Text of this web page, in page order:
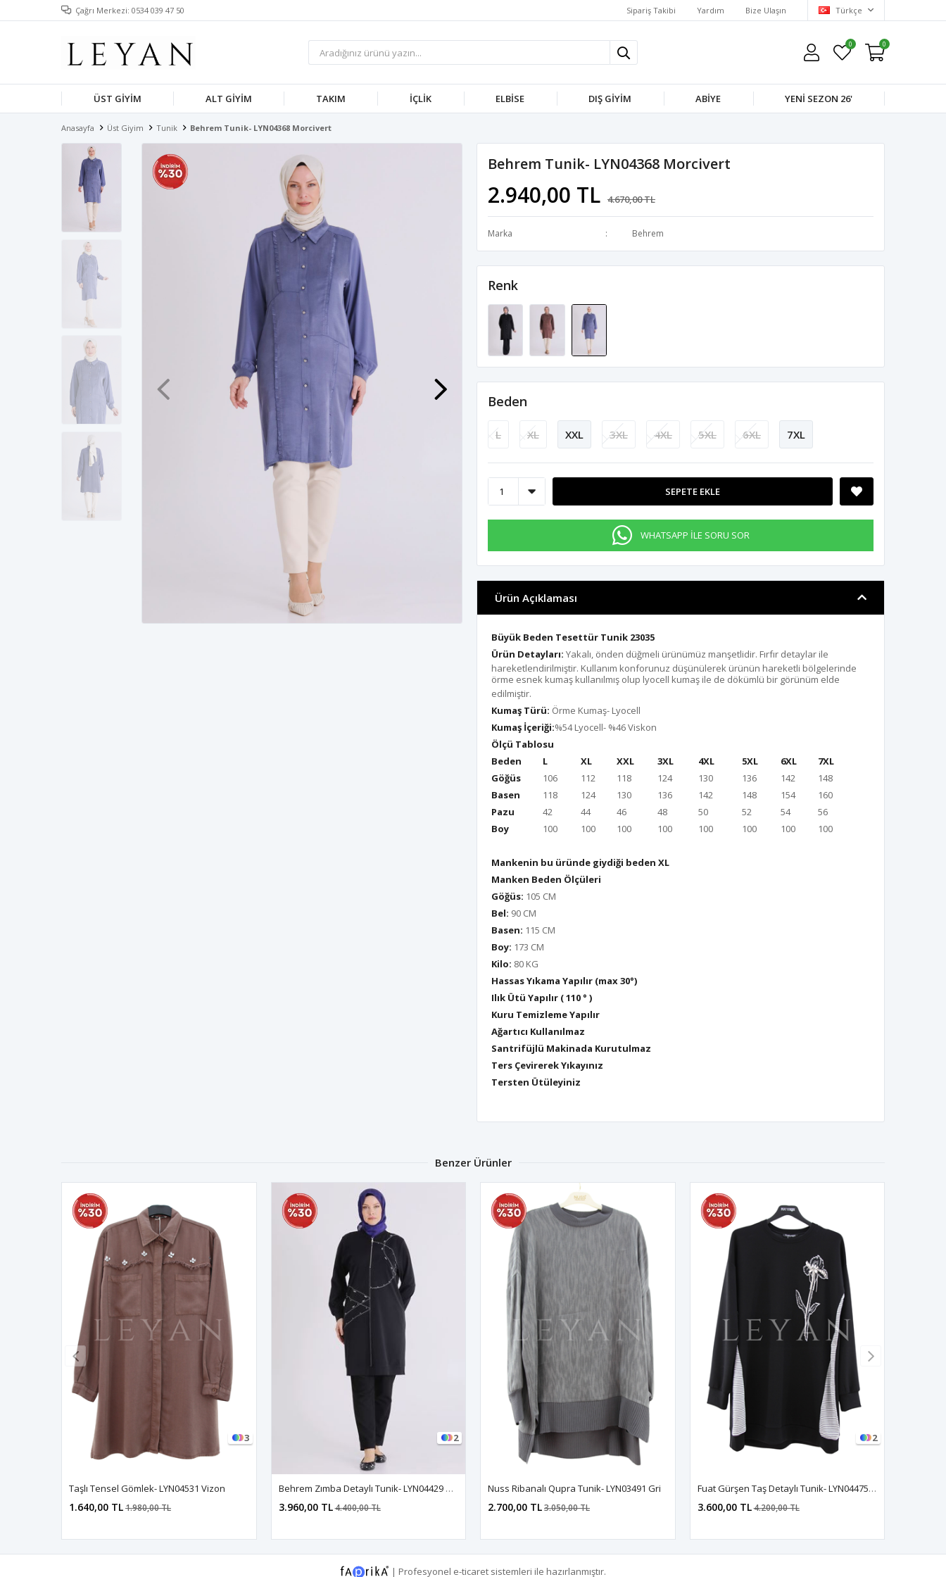
Çağrı Merkezi: 0534 039 47 50 Sipariş Takibi Yardım Bize Ulaşın Türkçe
0 0
ÜST GIYIM ALT GIYIM TAKIM İÇLIK ELBISE DIŞ GIYIM ABIYE YENI SEZON 26'
Anasayfa Üst Giyim Tunik Behrem Tunik- LYN04368 Morcivert
Behrem Tunik- LYN04368 Morcivert
2.940,00 TL 4.670,00 TL
Marka Behrem
Renk
Beden
L XL XXL 3XL 4XL 5XL 6XL 7XL
SEPETE EKLE
WHATSAPP İLE SORU SOR
Ürün Açıklaması
Büyük Beden Tesettür Tunik 23035
Ürün Detayları: Yakalı, önden düğmeli ürünümüz manşetlidir. Fırfır detaylar ile
hareketlendirilmiştir. Kullanım konforunuz düşünülerek ürünün hareketli bölgelerinde
örme esnek kumaş kullanılmış olup lyocell kumaş ile de dökümlü bir görünüm elde
edilmiştir.
Kumaş Türü: Örme Kumaş- Lyocell
Kumaş İçeriği:%54 Lyocell- %46 Viskon
Ölçü Tablosu
Beden
L XL XXL 3XL 4XL 5XL 6XL
7XL
Göğüs
106 112 118 124 130 136 142
148
Basen
118 124 130 136 142 148 154
160
Pazu
42 44 46 48 50 52 54
56
Boy
100 100 100 100 100 100 100 100
Mankenin bu üründe giydiği beden XL
Manken Beden Ölçüleri
Göğüs: 105 CM
Bel: 90 CM
Basen: 115 CM
Boy: 173 CM
Kilo: 80 KG
Hassas Yıkama Yapılır (max 30°)
Ilık Ütü Yapılır ( 110 ° )
Kuru Temizleme Yapılır
Ağartıcı Kullanılmaz
Santrifüjlü Makinada Kurutulmaz
Ters Çevirerek Yıkayınız
Tersten Ütüleyiniz
Benzer Ürünler
3
Taşlı Tensel Gömlek- LYN04531 Vizon
1.640,00 TL1.980,00 TL
2
Behrem Zımba Detaylı Tunik- LYN04429 Siyah
3.960,00 TL4.400,00 TL
Nuss Ribanalı Qupra Tunik- LYN03491 Gri
2.700,00 TL3.050,00 TL
2
Fuat Gürşen Taş Detaylı Tunik- LYN04475 Siyah
3.600,00 TL4.200,00 TL
| Profesyonel e-ticaret sistemleri ile hazırlanmıştır.